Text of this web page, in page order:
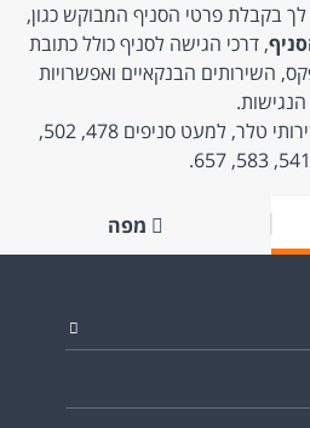
לך בקבלת פרטי הסניף המבוקש כגון,
, דרכי הגישה לסניף כולל כתובת
השירותים הבנקאיים ואפשרויות
הנגישות.
בכל סניפי הבנק ניתנים שירותי טלר, למעט סניפים 478, 502,
מפה